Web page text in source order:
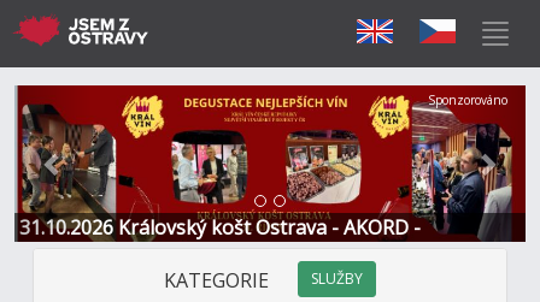
31.10.2026 Královský košt Ostrava - AKORD -
Restaurace a Hotel
Předchozí Další
Sponzorováno
KATEGORIE SLUŽBY